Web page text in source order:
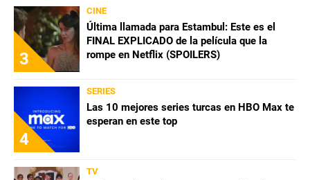
3
CINE
Última llamada para Estambul: Este es el
FINAL EXPLICADO de la película que la
rompe en Netflix (SPOILERS)
4
SERIES
Las 10 mejores series turcas en HBO Max te
esperan en este top
TV